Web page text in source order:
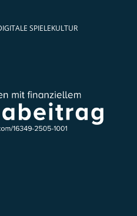
SPIELEKULTUR